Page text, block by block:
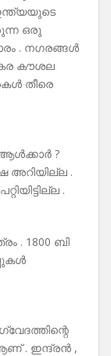
ഒരു
. നഗരങ്ങൾ
കര കൗശല
തീരെ
?
അറിയില്ല .
.
. 1800 ബി
. ഇന്ദ്രൻ ,